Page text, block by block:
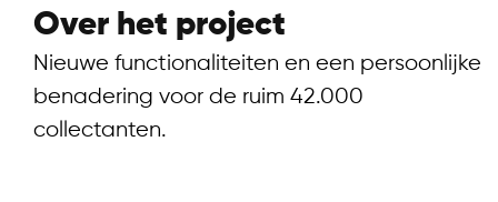
Over het project
Nieuwe functionaliteiten en een persoonlijke
benadering voor de ruim 42.000
collectanten.